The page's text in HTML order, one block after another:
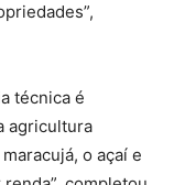
técnica é
agricultura
o açaí e